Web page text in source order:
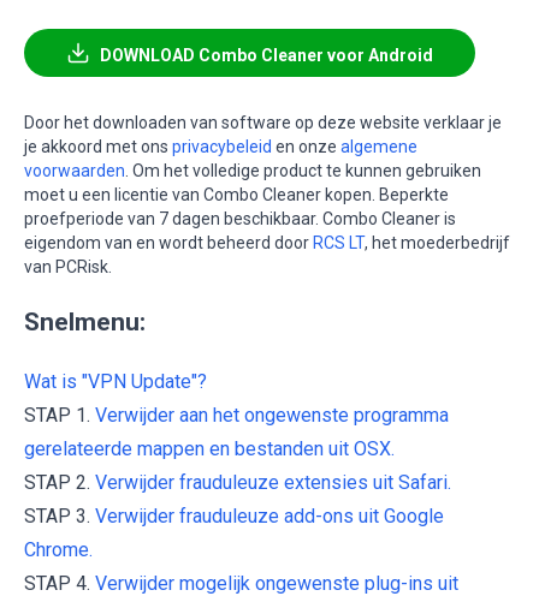
DOWNLOAD Combo Cleaner voor Android
Door het downloaden van software op deze website verklaar je
je akkoord met ons privacybeleid en onze algemene
voorwaarden . Om het volledige product te kunnen gebruiken
moet u een licentie van Combo Cleaner kopen. Beperkte
proefperiode van 7 dagen beschikbaar. Combo Cleaner is
eigendom van en wordt beheerd door RCS LT, het moederbedrijf
van PCRisk.
Snelmenu:
Wat is "VPN Update"?
STAP 1. Verwijder aan het ongewenste programma
gerelateerde mappen en bestanden uit OSX.
STAP 2. Verwijder frauduleuze extensies uit Safari.
STAP 3. Verwijder frauduleuze add-ons uit Google
Chrome.
STAP 4. Verwijder mogelijk ongewenste plug-ins uit